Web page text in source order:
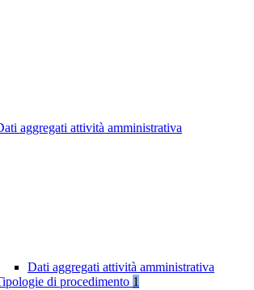
aggregati attività amministrativa
Dati aggregati attività amministrativa
di procedimento 1